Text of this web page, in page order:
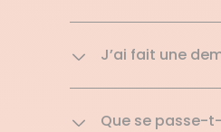
J’ai fait une
Que se passe-